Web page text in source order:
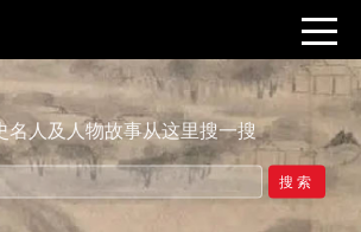
名人及人物故事从这里搜一搜
搜索